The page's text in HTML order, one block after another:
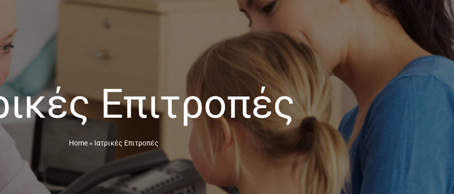
Επιτροπές
Home» Ιατρικές Επιτροπές